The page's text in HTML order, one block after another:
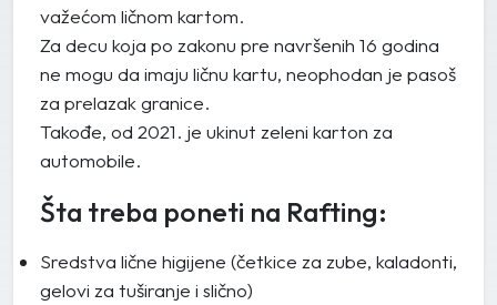
važećom ličnom kartom.
Za decu koja po zakonu pre navršenih 16 godina
ne mogu da imaju ličnu kartu, neophodan je pasoš
za prelazak granice.
Takođe, od 2021. je ukinut zeleni karton za
automobile.
Šta treba poneti na Rafting:
Sredstva lične higijene (četkice za zube, kaladonti,
gelovi za tuširanje i slično)